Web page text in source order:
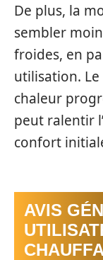
De plus, la
sembler
froides, en
utilisation.
chaleur
peut ralentir
confort
AVIS